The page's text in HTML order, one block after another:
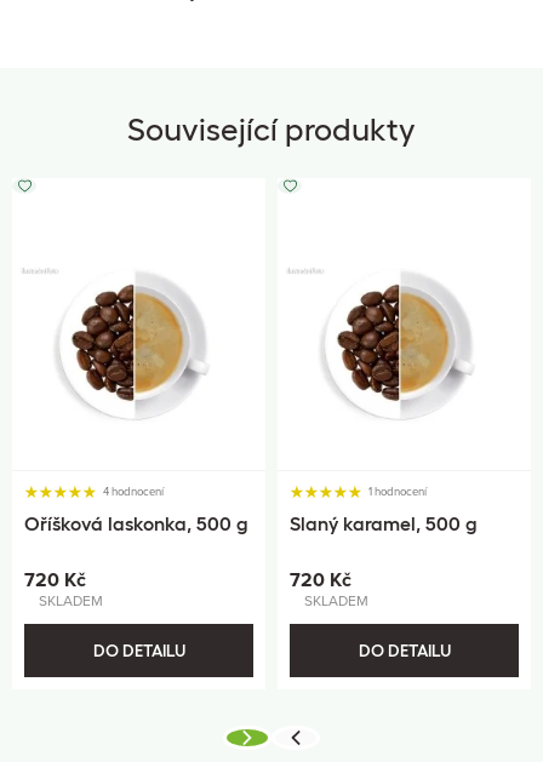
Související produkty
4 hodnocení
Oříšková laskonka, 500 g
720 Kč
SKLADEM
DO DETAILU
1 hodnocení
Slaný karamel, 500 g
720 Kč
SKLADEM
DO DETAILU